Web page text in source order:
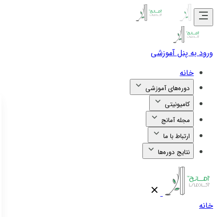
ورود به پنل آموزشی
خانه
دوره‌های آموزشی
کامیونیتی
مجله آمانج
ارتباط با ما
نتایج دوره‌ها
خانه